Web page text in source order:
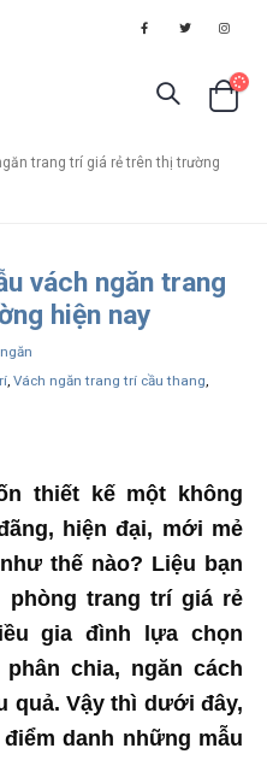
trang trí giá rẻ trên thị trường
vách ngăn trang
hiện nay
, Vách ngăn trang trí cầu thang,
thiết kế một không
hiện đại, mới mẻ
thế nào? Liệu bạn
phòng trang trí giá rẻ
gia đình lựa chọn
chia, ngăn cách
quả. Vậy thì dưới đây,
danh những mẫu